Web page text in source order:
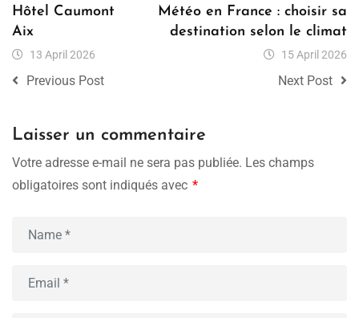
Hôtel Caumont
Aix
13 April 2026
Previous Post
Météo en France : choisir sa
destination selon le climat
15 April 2026
Next Post
Laisser un commentaire
Votre adresse e-mail ne sera pas publiée. Les champs
obligatoires sont indiqués avec *